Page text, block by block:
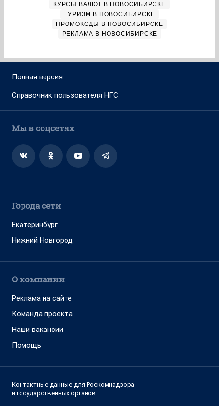
КУРСЫ ВАЛЮТ В НОВОСИБИРСКЕ
ТУРИЗМ В НОВОСИБИРСКЕ
ПРОМОКОДЫ В НОВОСИБИРСКЕ
РЕКЛАМА В НОВОСИБИРСКЕ
Полная версия
Справочник пользователя НГС
Мы в соцсетях
Города сети
Екатеринбург
Нижний Новгород
О компании
Реклама на сайте
Команда проекта
Наши вакансии
Помощь
Контактные данные для Роскомнадзора
и государственных органов